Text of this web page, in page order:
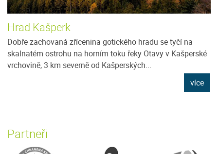
Hrad Kašperk
Dobře zachovaná zřícenina gotického hradu se tyčí na
skalnatém ostrohu na horním toku řeky Otavy v Kašperské
vrchovině, 3 km severně od Kašperských...
více
Partneři